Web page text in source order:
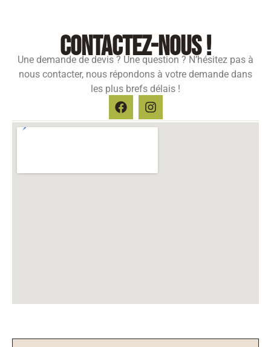
contactez-nous !
Une demande de devis ? Une question ? N’hésitez pas à
nous contacter, nous répondons à votre demande dans
les plus brefs délais !